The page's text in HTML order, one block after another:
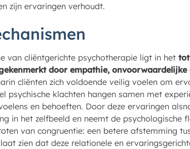
zijn ervaringen verhoudt.
van cliëntgerichte psychotherapie ligt in het
door empathie,
cliënten zich voldoende veilig voelen om
psychische klachten hangen samen met
en behoeften. Door deze ervaringen
in het zelfbeeld en neemt de psychologische
van congruentie: een betere afstemming
zien dat deze relationele en